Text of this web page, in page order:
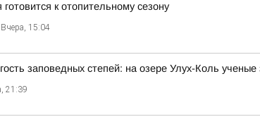
готовится к отопительному сезону
Вчера, 15:04
заповедных степей: на озере Улух-Коль
21:39